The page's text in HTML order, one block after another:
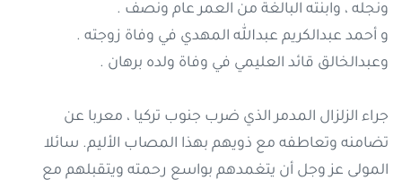
ونجله ، وابنته البالغة من العمر عام ونصف .
و أحمد عبدالكريم عبدالله المهدي في وفاة زوجته .
وعبدالخالق قائد العليمي في وفاة ولده برهان .
جراء الزلزال المدمر الذي ضرب جنوب تركيا ، معربا عن
تضامنه وتعاطفه مع ذويهم بهذا المصاب الأليم. سائلا
المولى عز وجل أن يتغمدهم بواسع رحمته ويتقبلهم مع